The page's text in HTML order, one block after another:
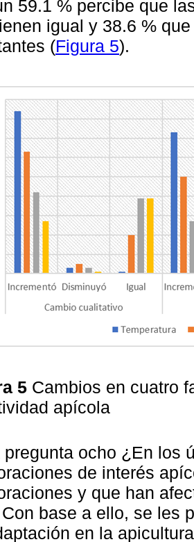
59.1 % percibe que
igual y 38.6 %
(Figura 5).
5 Cambios en cuatro
apícola
pregunta ocho ¿En los
de interés
y que han
base a ello, se les
en la